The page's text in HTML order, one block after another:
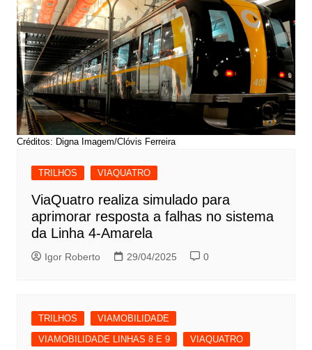
Créditos: Digna Imagem/Clóvis Ferreira
TRILHOS VIAQUATRO
ViaQuatro realiza simulado para
aprimorar resposta a falhas no sistema
da Linha 4-Amarela
Igor Roberto 29/04/2025 0
TRILHOS
VIAMOBILIDADE
VIAMOBILIDADE LINHAS 8 E 9
VIAQUATRO